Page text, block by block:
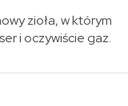
zioła, w którym
i oczywiście gaz.